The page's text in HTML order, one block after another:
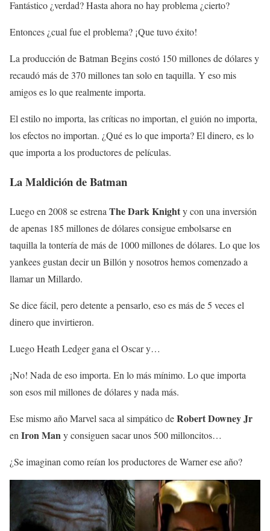
Fantástico ¿verdad? Hasta ahora no hay problema ¿cierto?
Entonces ¿cual fue el problema? ¡Que tuvo éxito!
La producción de Batman Begins costó 150 millones de dólares y
recaudó más de 370 millones tan solo en taquilla. Y eso mis
amigos es lo que realmente importa.
El estilo no importa, las críticas no importan, el guión no importa,
los efectos no importan. ¿Qué es lo que importa? El dinero, es lo
que importa a los productores de películas.
La Maldición de Batman
Luego en 2008 se estrena The Dark Knighty con una inversión
de apenas 185 millones de dólares consigue embolsarse en
taquilla la tontería de más de 1000 millones de dólares. Lo que los
yankees gustan decir un Billón y nosotros hemos comenzado a
llamar un Millardo.
Se dice fácil, pero detente a pensarlo, eso es más de 5 veces el
dinero que invirtieron.
Luego Heath Ledger gana el Oscar y…
¡No! Nada de eso importa. En lo más mínimo. Lo que importa
son esos mil millones de dólares y nada más.
Ese mismo año Marvel saca al simpático deRobert Downey Jr
en Iron Many consiguen sacar unos 500 milloncitos…
¿Se imaginan como reían los productores de Warner ese año?